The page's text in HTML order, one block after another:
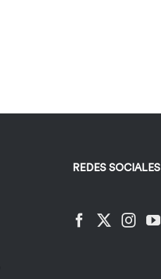
REDES SOCIALES